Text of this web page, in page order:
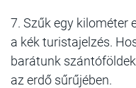
7. Szűk egy kilométer
a kék turistajelzés.
barátunk
az erdő sűrűjében.